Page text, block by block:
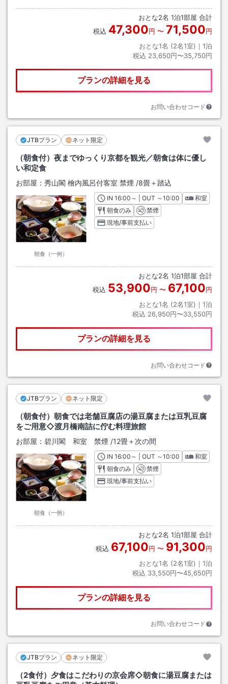
おとな2名 1泊1部屋 合計
税込 47,300円 〜 71,500円
おとな1名 (2名1室)｜ 1泊
税込 23,650円〜35,750円
プランの詳細を見る
お問い合わせコード
JTBプラン ネット限定
（朝食付）夜までゆっくり京都を観光／朝食は体に優し
い和定食
お部屋： 秀山閣 檜内風呂付客室 禁煙 /8畳＋踏込
朝食（一例）
INチェックイン
16:00 ～ | OUT チェックアウト
～10:00
和室
朝食のみ
禁煙
現地/事前支払い
おとな2名 1泊1部屋 合計
税込 53,900円 〜 67,100円
おとな1名 (2名1室)｜ 1泊
税込 26,950円〜33,550円
プランの詳細を見る
お問い合わせコード
JTBプラン ネット限定
（朝食付）朝食では老舗豆腐店の湯豆腐または豆乳豆腐
をご用意◇渡月橋南詰に佇む料理旅館
お部屋： 碧川閣 和室 禁煙 /12畳＋次の間
朝食（一例）
INチェックイン
16:00 ～ | OUT チェックアウト
～10:00
和室
朝食のみ
禁煙
現地/事前支払い
おとな2名 1泊1部屋 合計
税込 67,100円 〜 91,300円
おとな1名 (2名1室)｜ 1泊
税込 33,550円〜45,650円
プランの詳細を見る
お問い合わせコード
JTBプラン ネット限定
（2食付）夕食はこだわりの京会席◇朝食に湯豆腐または